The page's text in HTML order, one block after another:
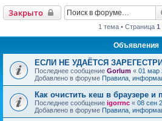
Закрыто
1 тема • Страница 1
Объявления
ЕСЛИ НЕ УДАЁТСЯ
Последнее сообщение Gorlum « 01 мар
Добавлено в форуме Правила,
Как очистить кеш в браузере и
Последнее сообщение igorrnc « 08 сен
Добавлено в форуме Правила,